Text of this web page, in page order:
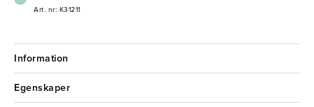
- Klassisk design
Art. nr: K31211
Information
Egenskaper